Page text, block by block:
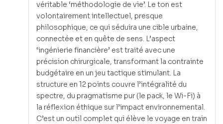
véritable ‘méthodologie de vie’. Le ton est
volontairement intellectuel, presque
philosophique, ce qui séduira une cible urbaine,
connectée et en quête de sens. L’aspect
‘ingénierie financière’ est traité avec une
précision chirurgicale, transformant la contrainte
budgétaire en un jeu tactique stimulant. La
structure en 12 points couvre l’intégralité du
spectre, du pragmatisme pur (le pack, le Wi-Fi) à
la réflexion éthique sur l’impact environnemental.
C’est un outil complet qui élève le voyage en train